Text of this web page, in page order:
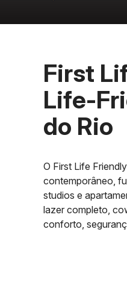
First
Life-
do Rio
O First Life
contemporâneo,
studios e
lazer completo,
conforto,